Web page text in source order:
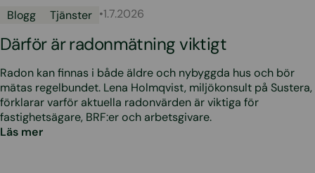
Blogg Tjänster •1.7.2026
Därför är radonmätning viktigt
Radon kan finnas i både äldre och nybyggda hus och bör
mätas regelbundet. Lena Holmqvist, miljökonsult på Sustera,
förklarar varför aktuella radonvärden är viktiga för
fastighetsägare, BRF:er och arbetsgivare.
Läs mer